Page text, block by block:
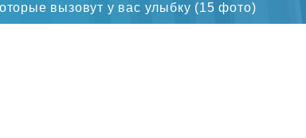
вызовут у вас улыбку (15 фото)